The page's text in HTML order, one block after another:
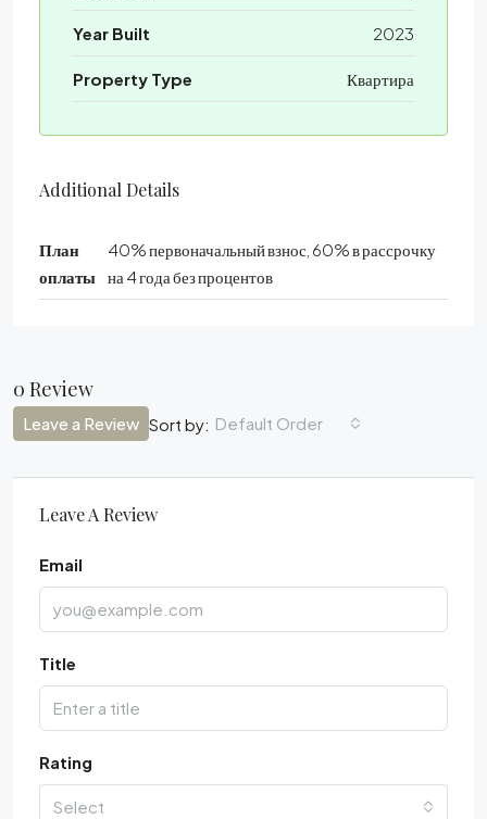
Year Built 2023
Property Type Квартира
Additional Details
План
оплаты
40% первоначальный взнос, 60% в рассрочку
на 4 года без процентов
0 Review
Sort by: Default Order
Leave a Review
Leave A Review
Email
Title
Rating
Select